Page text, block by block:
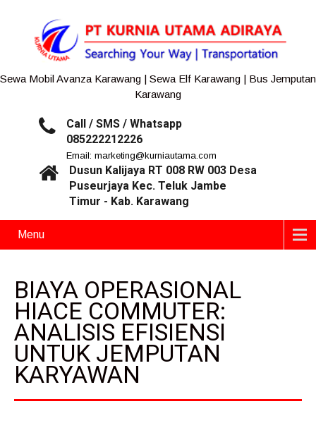
Sewa Mobil Avanza Karawang | Sewa Elf Karawang | Bus Jemputan
Karawang
Call / SMS / Whatsapp
085222212226
Email: marketing@kurniautama.com
Dusun Kalijaya RT 008 RW 003 Desa
Puseurjaya Kec. Teluk Jambe
Timur - Kab. Karawang
Menu
BIAYA OPERASIONAL
HIACE COMMUTER:
ANALISIS EFISIENSI
UNTUK JEMPUTAN
KARYAWAN